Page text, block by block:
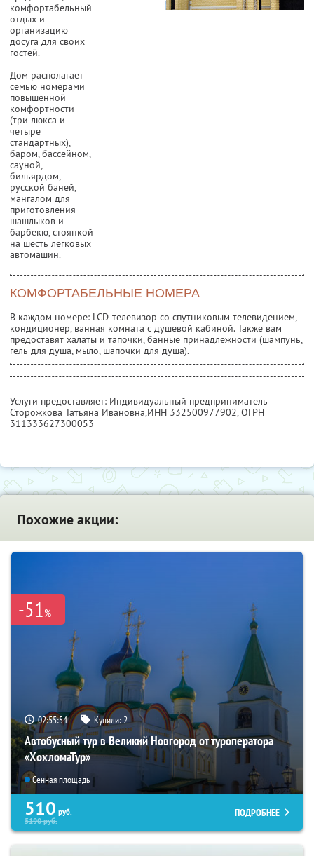
комфортабельный
отдых и
организацию
досуга для своих
гостей.
Дом располагает
семью номерами
повышенной
комфортности
(три люкса и
четыре
стандартных),
баром, бассейном,
сауной,
бильярдом,
русской баней,
мангалом для
приготовления
шашлыков и
барбекю, стоянкой
на шесть легковых
автомашин.
КОМФОРТАБЕЛЬНЫЕ НОМЕРА
В каждом номере: LCD-телевизор со спутниковым телевидением,
кондиционер, ванная комната с душевой кабиной. Также вам
предоставят халаты и тапочки, банные принадлежности (шампунь,
гель для душа, мыло, шапочки для душа).
Услуги предоставляет: Индивидуальный предприниматель
Сторожкова Татьяна Ивановна,ИНН 332500977902, ОГРН
311333627300053
Похожие акции:
-51%
02:55:53 Купили:2
Автобусный тур в Великий Новгород от туроператора
«ХохломаТур»
Сенная площадь
510 руб.
5190руб.
ПОДРОБНЕЕ